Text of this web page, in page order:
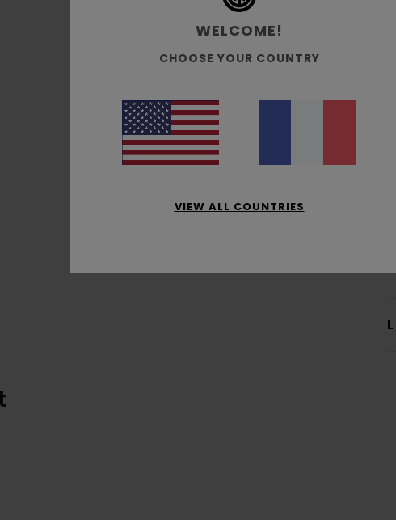
WELCOME!
CHOOSE YOUR COUNTRY
VIEW ALL COUNTRIES